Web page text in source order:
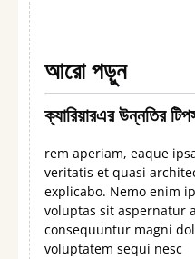
আরো পড়ুন
ক্যারিয়ারএর উন্নতির
rem aperiam, eaque
veritatis et quasi
explicabo. Nemo enim
voluptas sit aspernatur
consequuntur magni
voluptatem sequi nesc